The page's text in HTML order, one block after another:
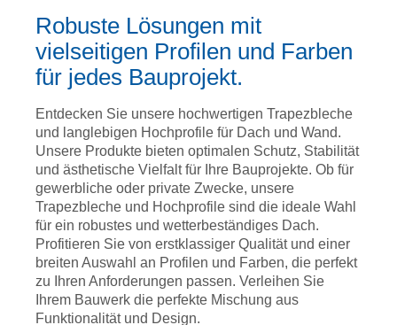
Robuste Lösungen mit
vielseitigen Profilen und Farben
für jedes Bauprojekt.
Entdecken Sie unsere hochwertigen Trapezbleche
und langlebigen Hochprofile für Dach und Wand.
Unsere Produkte bieten optimalen Schutz, Stabilität
und ästhetische Vielfalt für Ihre Bauprojekte. Ob für
gewerbliche oder private Zwecke, unsere
Trapezbleche und Hochprofile sind die ideale Wahl
für ein robustes und wetterbeständiges Dach.
Profitieren Sie von erstklassiger Qualität und einer
breiten Auswahl an Profilen und Farben, die perfekt
zu Ihren Anforderungen passen. Verleihen Sie
Ihrem Bauwerk die perfekte Mischung aus
Funktionalität und Design.